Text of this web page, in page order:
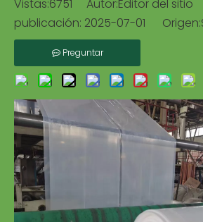
Vistas:6751 Autor:Editor del sitio
publicación: 2025-07-01 Origen:
Preguntar